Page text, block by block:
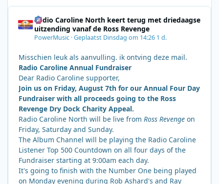
Radio Caroline North keert terug met driedaagse
uitzending vanaf de Ross Revenge
PowerMusic ·Geplaatst Dinsdag om 14:26 1 d.
Misschien leuk als aanvulling. ik ontving deze mail.
Radio Caroline Annual Fundraiser
Dear Radio Caroline supporter,
Join us on Friday, August 7th for our Annual Four Day
Fundraiser with all proceeds going to the Ross
Revenge Dry Dock Charity Appeal.
Radio Caroline North will be live from Ross Revenge on
Friday, Saturday and Sunday.
The Album Channel will be playing the Radio Caroline
Listener Top 500 Countdown on all four days of the
Fundraiser starting at 9:00am each day.
It's going to finish with the Number One being played
on Monday evening during Rob Ashard's and Ray